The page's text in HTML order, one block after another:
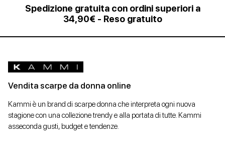
Spedizione gratuita con ordini superiori a
34,90€ - Reso gratuito
Vendita scarpe da donna online
Kammi è un brand di scarpe donna che interpreta ogni nuova
stagione con una collezione trendy e alla portata di tutte. Kammi
asseconda gusti, budget e tendenze.